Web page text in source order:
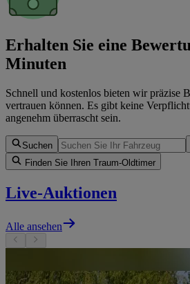
Erhalten Sie eine
Minuten
Schnell und kostenlos bieten wir präzise
vertrauen können. Es gibt keine
angenehm überrascht sein.
Suchen
Finden Sie Ihren Traum-Oldtimer
Live-Auktionen
Alle ansehen